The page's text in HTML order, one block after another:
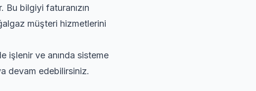
Bu bilgiyi faturanızın
müşteri hizmetlerini
işlenir ve anında sisteme
devam edebilirsiniz.